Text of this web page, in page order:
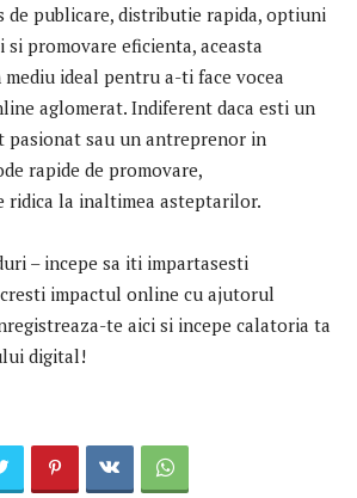
de publicare, distributie rapida, optiuni
si promovare eficienta, aceasta
ideal pentru a-ti face vocea
aglomerat. Indiferent daca esti un
pasionat sau un antreprenor in
rapide de promovare,
ridica la inaltimea asteptarilor.
– incepe sa iti impartasesti
impactul online cu ajutorul
te aici si incepe calatoria ta
digital!